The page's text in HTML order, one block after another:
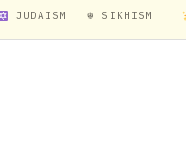
JUDAISM ☬ SIKHISM